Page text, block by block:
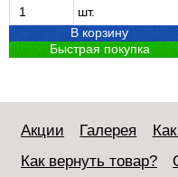
шт.
В корзину
Быстрая покупка
Акции Галерея
Как вернуть товар?